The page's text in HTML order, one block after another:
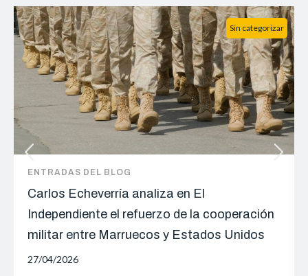
Sin categorizar
ENTRADAS DEL BLOG
Carlos Echeverría analiza en El
Independiente el refuerzo de la cooperación
militar entre Marruecos y Estados Unidos
27/04/2026